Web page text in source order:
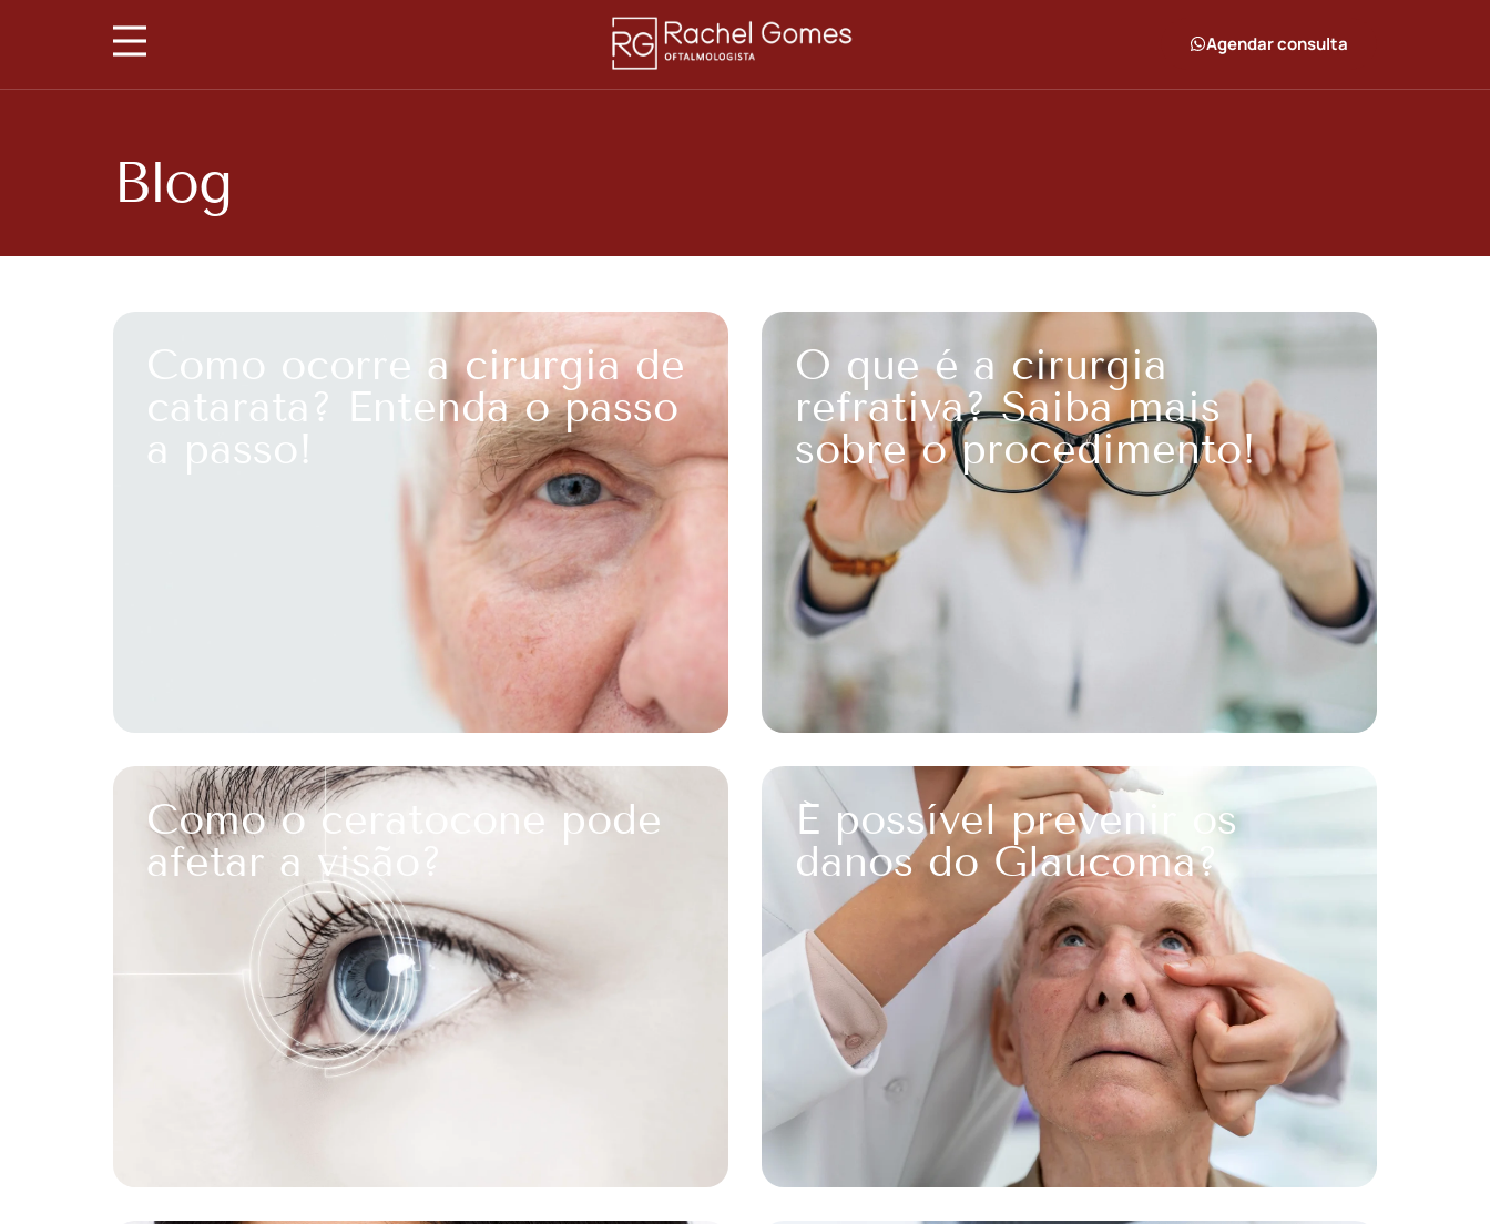
Agendar consulta
Blog
Como ocorre a cirurgia de
catarata? Entenda o passo
a passo!
O que é a cirurgia
refrativa? Saiba mais
sobre o procedimento!
Como o ceratocone pode
afetar a visão?
É possível prevenir os
danos do Glaucoma?